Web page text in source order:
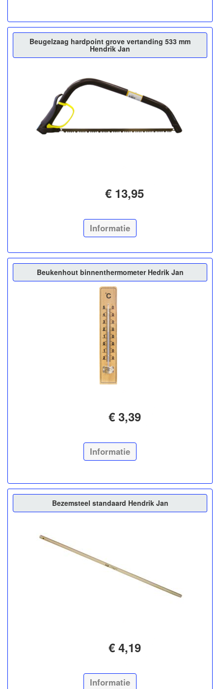
Beugelzaag hardpoint grove vertanding 533 mm
Hendrik Jan
€ 13,95
Informatie
Beukenhout binnenthermometer Hedrik Jan
€ 3,39
Informatie
Bezemsteel standaard Hendrik Jan
€ 4,19
Informatie